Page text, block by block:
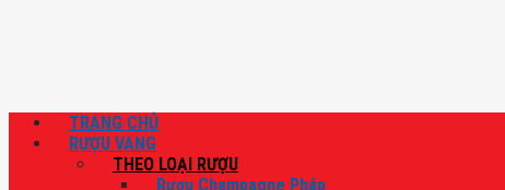
TRANG CHỦ
RƯỢU VANG
THEO LOẠI RƯỢU
Rượu Champagne Pháp